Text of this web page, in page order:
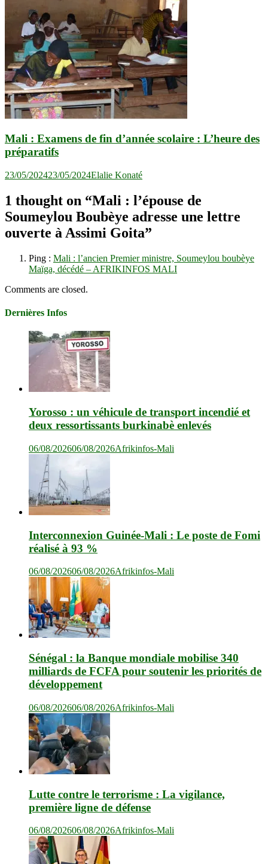
Mali : Examens de fin d’année scolaire : L’heure des
préparatifs
23/05/202423/05/2024Elalie Konaté
1 thought on “Mali : l’épouse de
Soumeylou Boubèye adresse une lettre
ouverte à Assimi Goita”
Ping : Mali : l’ancien Premier ministre, Soumeylou boubèye
Maïga, décédé – AFRIKINFOS MALI
Comments are closed.
Dernières Infos
Yorosso : un véhicule de transport incendié et
deux ressortissants burkinabè enlevés
06/08/202606/08/2026Afrikinfos-Mali
Interconnexion Guinée-Mali : Le poste de Fomi
réalisé à 93 %
06/08/202606/08/2026Afrikinfos-Mali
Sénégal : la Banque mondiale mobilise 340
milliards de FCFA pour soutenir les priorités de
développement
06/08/202606/08/2026Afrikinfos-Mali
Lutte contre le terrorisme : La vigilance,
première ligne de défense
06/08/202606/08/2026Afrikinfos-Mali